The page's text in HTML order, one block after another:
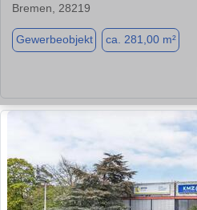
Bremen, 28219
Gewerbeobjekt ca. 281,00 m²